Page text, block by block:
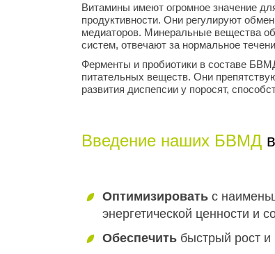
Витамины имеют огромное значение
продуктивности. Они регулируют
медиаторов. Минеральные вещества
систем, отвечают за нормальное
Ферменты и пробиотики в составе
питательных веществ. Они
развития диспепсии у поросят,
Введение наших БВМД
Оптимизировать с
энергетической ценности и
Обеспечить быстрый рост